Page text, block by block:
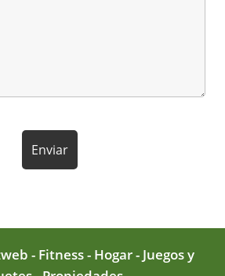
- Fitness - Hogar - Juegos y